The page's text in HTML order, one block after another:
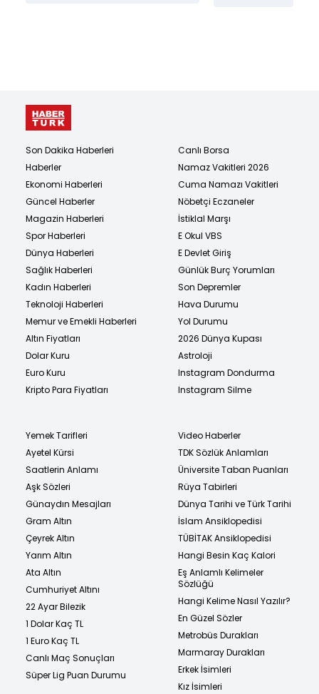
Son Dakika Haberleri
Haberler
Ekonomi Haberleri
Güncel Haberler
Magazin Haberleri
Spor Haberleri
Dünya Haberleri
Sağlık Haberleri
Kadın Haberleri
Teknoloji Haberleri
Memur ve Emekli Haberleri
Altın Fiyatları
Dolar Kuru
Euro Kuru
Kripto Para Fiyatları
Canlı Borsa
Namaz Vakitleri 2026
Cuma Namazı Vakitleri
Nöbetçi Eczaneler
İstiklal Marşı
E Okul VBS
E Devlet Giriş
Günlük Burç Yorumları
Son Depremler
Hava Durumu
Yol Durumu
2026 Dünya Kupası
Astroloji
Instagram Dondurma
Instagram Silme
Yemek Tarifleri
Ayetel Kürsi
Saatlerin Anlamı
Aşk Sözleri
Günaydın Mesajları
Gram Altın
Çeyrek Altın
Yarım Altın
Ata Altın
Cumhuriyet Altını
22 Ayar Bilezik
1 Dolar Kaç TL
1 Euro Kaç TL
Canlı Maç Sonuçları
Süper Lig Puan Durumu
Video Haberler
TDK Sözlük Anlamları
Üniversite Taban Puanları
Rüya Tabirleri
Dünya Tarihi ve Türk Tarihi
İslam Ansiklopedisi
TÜBİTAK Ansiklopedisi
Hangi Besin Kaç Kalori
Eş Anlamlı Kelimeler
Sözlüğü
Hangi Kelime Nasıl Yazılır?
En Güzel Sözler
Metrobüs Durakları
Marmaray Durakları
Erkek İsimleri
Kız İsimleri